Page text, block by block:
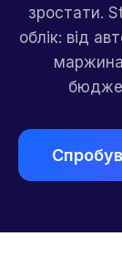
зростати.
облік: від